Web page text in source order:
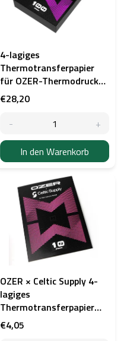
4-lagiges
Thermotransferpapier
für OZER-Thermodrucker,
100 Stück
€28,20
In den Warenkorb
OZER × Celtic Supply 4-
lagiges
Thermotransferpapier
für Thermodrucker, 10
Stück
€4,05